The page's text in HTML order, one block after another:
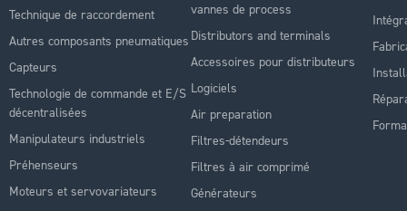
Technique de raccordement
Autres composants pneumatiques
Capteurs
Technologie de commande et E/S
décentralisées
Manipulateurs industriels
Préhenseurs
Moteurs et servovariateurs
vannes de process
Distributors and terminals
Accessoires pour distributeurs
Logiciels
Air preparation
Filtres-détendeurs
Filtres à air comprimé
Générateurs